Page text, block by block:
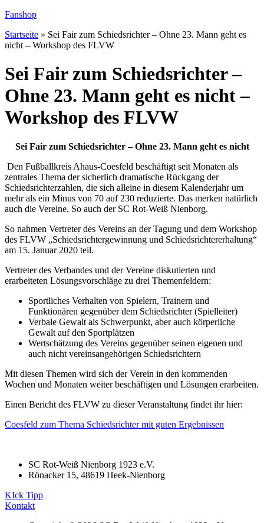
Fanshop
Startseite » Sei Fair zum Schiedsrichter – Ohne 23. Mann geht es
nicht – Workshop des FLVW
Sei Fair zum Schiedsrichter –
Ohne 23. Mann geht es nicht –
Workshop des FLVW
Sei Fair zum Schiedsrichter – Ohne 23. Mann geht es nicht
Den Fußballkreis Ahaus-Coesfeld beschäftigt seit Monaten als
zentrales Thema der sicherlich dramatische Rückgang der
Schiedsrichterzahlen, die sich alleine in diesem Kalenderjahr um
mehr als ein Minus von 70 auf 230 reduzierte. Das merken natürlich
auch die Vereine. So auch der SC Rot-Weiß Nienborg.
So nahmen Vertreter des Vereins an der Tagung und dem Workshop
des FLVW „Schiedsrichtergewinnung und Schiedsrichtererhaltung“
am 15. Januar 2020 teil.
Vertreter des Verbandes und der Vereine diskutierten und
erarbeiteten Lösungsvorschläge zu drei Themenfeldern:
Sportliches Verhalten von Spielern, Trainern und
Funktionären gegenüber dem Schiedsrichter (Spielleiter)
Verbale Gewalt als Schwerpunkt, aber auch körperliche
Gewalt auf den Sportplätzen
Wertschätzung des Vereins gegenüber seinen eigenen und
auch nicht vereinsangehörigen Schiedsrichtern
Mit diesen Themen wird sich der Verein in den kommenden
Wochen und Monaten weiter beschäftigen und Lösungen erarbeiten.
Einen Bericht des FLVW zu dieser Veranstaltung findet ihr hier:
Coesfeld zum Thema Schiedsrichter mit guten Ergebnissen
SC Rot-Weiß Nienborg 1923 e.V.
Rönacker 15, 48619 Heek-Nienborg
KIck Tipp
Kontakt